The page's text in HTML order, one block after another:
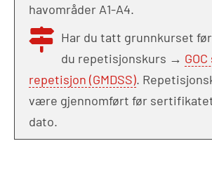
havområder A1-A4.
Har du tatt grunnkurset
du repetisjonskurs →
repetisjon (GMDSS).
være gjennomført før
dato.